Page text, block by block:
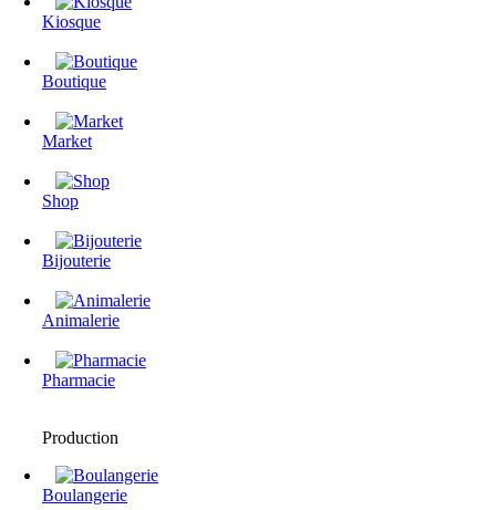
Kiosque
Boutique
Market
Shop
Bijouterie
Animalerie
Pharmacie
Production
Boulangerie